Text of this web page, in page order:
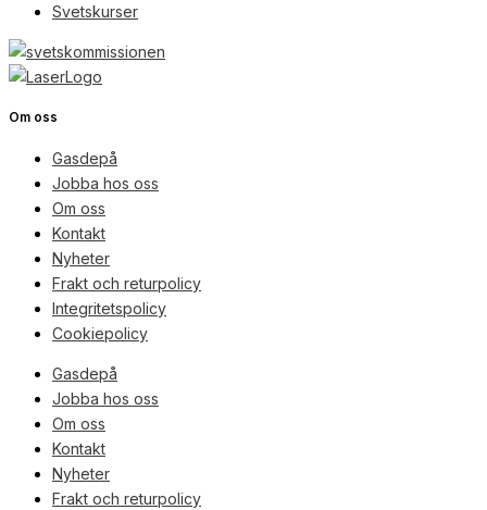
Svetskurser
Om oss
Gasdepå
Jobba hos oss
Om oss
Kontakt
Nyheter
Frakt och returpolicy
Integritetspolicy
Cookiepolicy
Gasdepå
Jobba hos oss
Om oss
Kontakt
Nyheter
Frakt och returpolicy